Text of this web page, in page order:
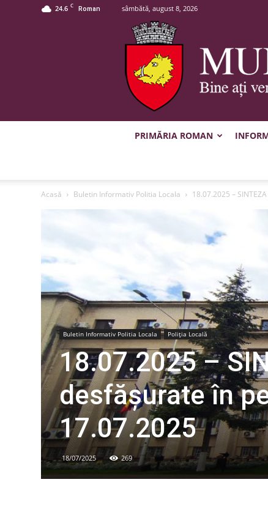
24.6 C Roman sâmbătă, august 8, 2026
PRIMĂRIA ROMAN
Acasă Buletin Informativ Politia Locala 18.07.2025 –
Buletin Informativ Politia Locala Poliția Locală
18.07.2025 –
desfăşurate în
17.07.2025
18/07/2025 269